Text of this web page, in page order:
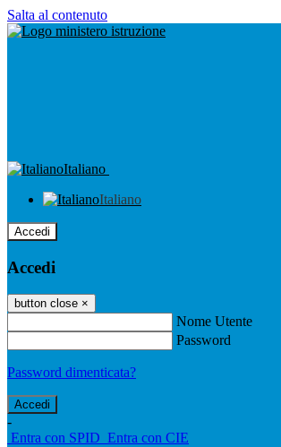
Salta al contenuto
Italiano
Italiano
Accedi
Accedi
button close ×
Nome Utente
Password
Password dimenticata?
-
Entra con SPID Entra con CIE